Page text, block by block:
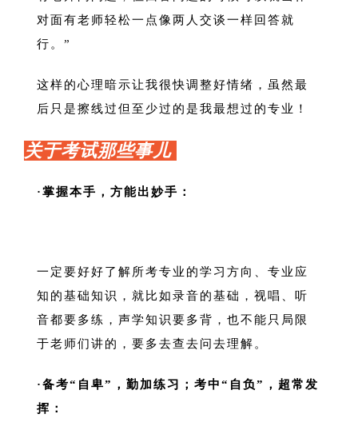
对面有老师轻松一点像两人交谈一样回答就
行。”
这样的心理暗示让我很快调整好情绪，虽然最
后只是擦线过但至少过的是我最想过的专业！
关于考试那些事儿
·掌握本手，方能出妙手：
一定要好好了解所考专业的学习方向、专业应
知的基础知识，就比如录音的基础，视唱、听
音都要多练，声学知识要多背，也不能只局限
于老师们讲的，要多去查去问去理解。
·备考“自卑”，勤加练习；考中“自负”，超常发
挥：